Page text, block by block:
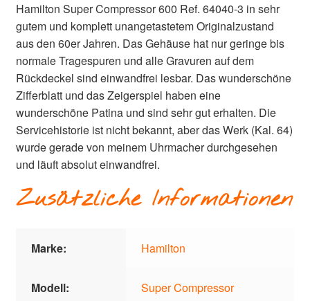
Hamilton Super Compressor 600 Ref. 64040-3 in sehr
gutem und komplett unangetastetem Originalzustand
aus den 60er Jahren. Das Gehäuse hat nur geringe bis
normale Tragespuren und alle Gravuren auf dem
Rückdeckel sind einwandfrei lesbar. Das wunderschöne
Zifferblatt und das Zeigerspiel haben eine
wunderschöne Patina und sind sehr gut erhalten. Die
Servicehistorie ist nicht bekannt, aber das Werk (Kal. 64)
wurde gerade von meinem Uhrmacher durchgesehen
und läuft absolut einwandfrei.
Zusätzliche Informationen
Marke: Hamilton
Modell: Super Compressor